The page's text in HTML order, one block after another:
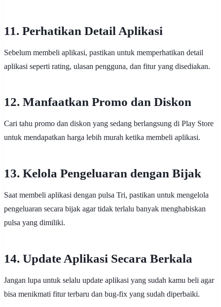
11. Perhatikan Detail Aplikasi
Sebelum membeli aplikasi, pastikan untuk memperhatikan detail
aplikasi seperti rating, ulasan pengguna, dan fitur yang disediakan.
12. Manfaatkan Promo dan Diskon
Cari tahu promo dan diskon yang sedang berlangsung di Play Store
untuk mendapatkan harga lebih murah ketika membeli aplikasi.
13. Kelola Pengeluaran dengan Bijak
Saat membeli aplikasi dengan pulsa Tri, pastikan untuk mengelola
pengeluaran secara bijak agar tidak terlalu banyak menghabiskan
pulsa yang dimiliki.
14. Update Aplikasi Secara Berkala
Jangan lupa untuk selalu update aplikasi yang sudah kamu beli agar
bisa menikmati fitur terbaru dan bug-fix yang sudah diperbaiki.